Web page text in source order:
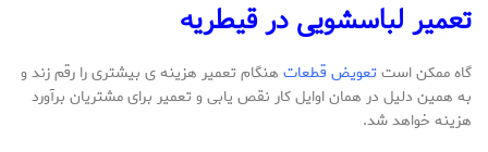
تعمیر لباسشویی در قیطریه
گاه ممکن استتعویض قطعات هنگام تعمیر هزینه ی بیشتری را رقم زند و
به همین دلیل در همان اوایل کار نقص یابی و تعمیر برای مشتریان برآورد
هزینه خواهد شد.